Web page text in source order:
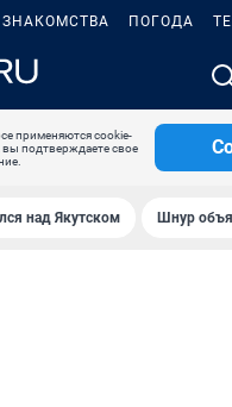
ЗНАКОМСТВА ПОГОДА
применяются cookie-
вы подтверждаете свое
над Якутском Шнур